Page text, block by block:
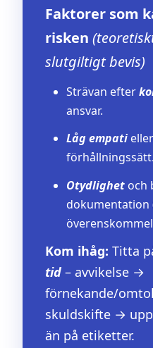
Faktorer som
risken
slutgiltigt bevis)
Strävan efter
ansvar.
Låg empati
förhållningssätt.
Otydlighet och
dokumentation
Kom ihåg: Titta
tid – avvikelse →
förnekande/
skuldskifte →
än på etiketter.